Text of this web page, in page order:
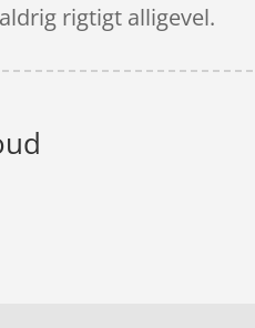
rigtigt alligevel.